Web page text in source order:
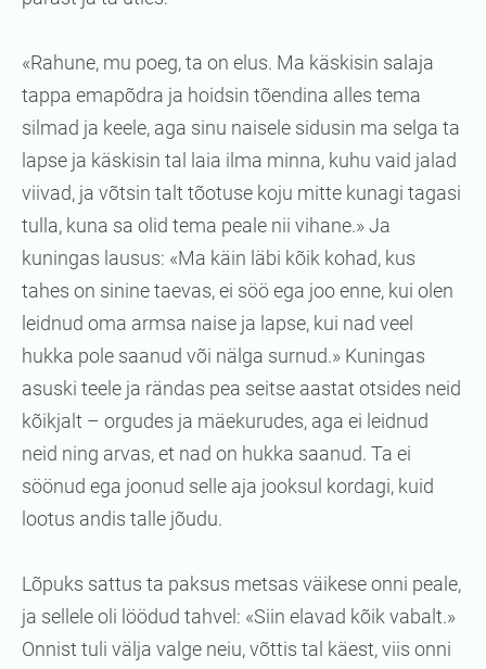
«Rahune, mu poeg, ta on elus. Ma käskisin salaja
tappa emapõdra ja hoidsin tõendina alles tema
silmad ja keele, aga sinu naisele sidusin ma selga ta
lapse ja käskisin tal laia ilma minna, kuhu vaid jalad
viivad, ja võtsin talt tõotuse koju mitte kunagi tagasi
tulla, kuna sa olid tema peale nii vihane.» Ja
kuningas lausus: «Ma käin läbi kõik kohad, kus
tahes on sinine taevas, ei söö ega joo enne, kui olen
leidnud oma armsa naise ja lapse, kui nad veel
hukka pole saanud või nälga surnud.» Kuningas
asuski teele ja rändas pea seitse aastat otsides neid
kõikjalt – orgudes ja mäekurudes, aga ei leidnud
neid ning arvas, et nad on hukka saanud. Ta ei
söönud ega joonud selle aja jooksul kordagi, kuid
lootus andis talle jõudu.
Lõpuks sattus ta paksus metsas väikese onni peale,
ja sellele oli löödud tahvel: «Siin elavad kõik vabalt.»
Onnist tuli välja valge neiu, võttis tal käest, viis onni